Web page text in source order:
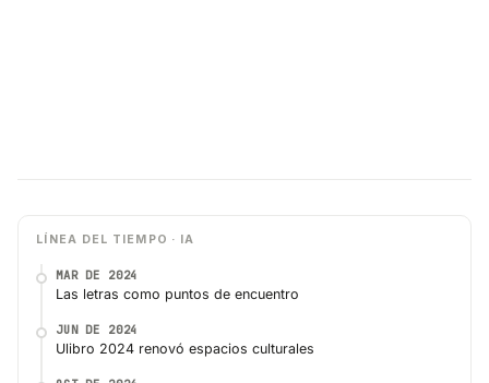
LÍNEA DEL TIEMPO · IA
MAR DE 2024
Las letras como puntos de encuentro
JUN DE 2024
Ulibro 2024 renovó espacios culturales